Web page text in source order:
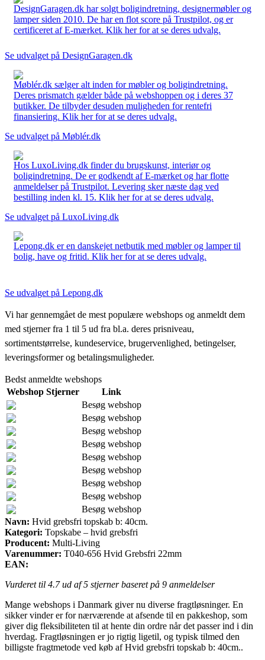
DesignGaragen.dk har solgt boligindretning, designermøbler og
lamper siden 2010. De har en flot score på Trustpilot, og er
certificeret af E-mærket. Klik her for at se deres udvalg.
Se udvalget på DesignGaragen.dk
Møblér.dk sælger alt inden for møbler og boligindretning.
Deres prismatch gælder både på webshoppen og i deres 37
butikker. De tilbyder desuden muligheden for rentefri
finansiering. Klik her for at se deres udvalg.
Se udvalget på Møblér.dk
Hos LuxoLiving.dk finder du brugskunst, interiør og
boligindretning. De er godkendt af E-mærket og har flotte
anmeldelser på Trustpilot. Levering sker næste dag ved
bestilling inden kl. 15. Klik her for at se deres udvalg.
Se udvalget på LuxoLiving.dk
Lepong.dk er en danskejet netbutik med møbler og lamper til
bolig, have og fritid. Klik her for at se deres udvalg.
Se udvalget på Lepong.dk
Vi har gennemgået de mest populære webshops og anmeldt dem
med stjerner fra 1 til 5 ud fra bl.a. deres prisniveau,
sortimentstørrelse, kundeservice, brugervenlighed, betingelser,
leveringsformer og betalingsmuligheder.
Bedst anmeldte webshops
Webshop Stjerner
Link
Besøg webshop
Besøg webshop
Besøg webshop
Besøg webshop
Besøg webshop
Besøg webshop
Besøg webshop
Besøg webshop
Besøg webshop
Navn: Hvid grebsfri topskab b: 40cm.
Kategori: Topskabe – hvid grebsfri
Producent: Multi-Living
Varenummer: T040-656 Hvid Grebsfri 22mm
EAN:
Vurderet til 4.7ud af 5 stjerner baseret på 9 anmeldelser
Mange webshops i Danmark giver nu diverse fragtløsninger. En
sikker vinder er for nærværende at afsende til en pakkeshop, som
giver dig fleksibiliteten til at hente din ordre når det passer ind i din
hverdag. Fragtløsningen er jo rigtig ligetil, og typisk tilmed den
billigste fragtmetode ved køb af Hvid grebsfri topskab b: 40cm..